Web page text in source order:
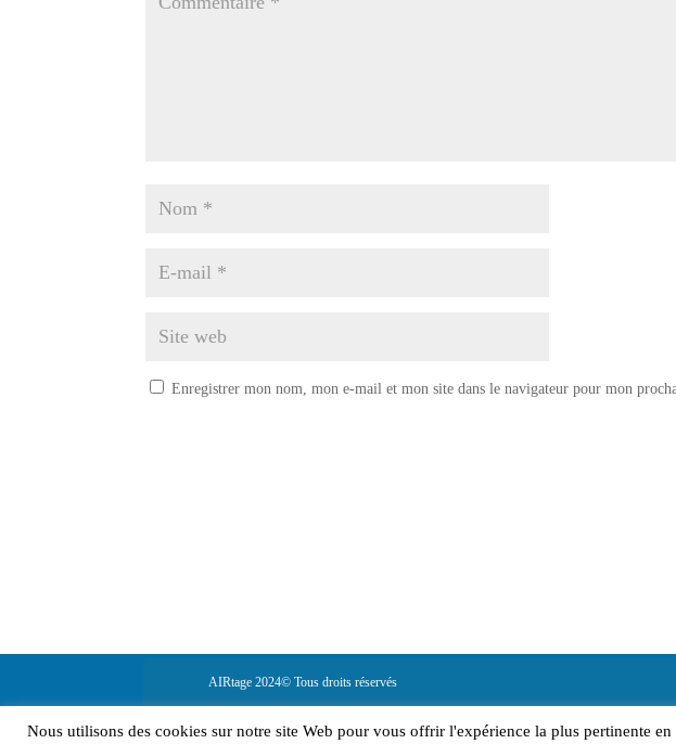
Enregistrer mon nom, mon e-mail et mon site dans le navigateur pour mon
AIRtage 2024© Tous droits réservés
Nous utilisons des cookies sur notre site Web pour vous offrir l'expérience la plus pertinente